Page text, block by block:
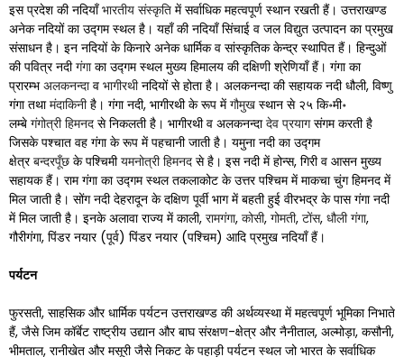
इस प्रदेश की नदियाँभारतीय संस्कृति में सर्वाधिक महत्वपूर्ण स्थान रखती हैं। उत्तराखण्ड
अनेक नदियों का उद्गम स्थल है। यहाँ की नदियाँ सिंचाई व जल विद्युत उत्पादन का प्रमुख
संसाधन है। इन नदियों के किनारे अनेक धार्मिक व सांस्कृतिक केन्द्र स्थापित हैं। हिन्दुओं
की पवित्र नदीगंगाका उद्गम स्थल मुख्य हिमालय की दक्षिणी श्रेणियाँ हैं। गंगा का
प्रारम्भअलकनन्दाव भागीरथीनदियों से होता है। अलकनन्दा की सहायक नदी धौली, विष्णु
गंगा तथामंदाकिनीहै। गंगा नदी, भागीरथी के रूप मेंगौमुख स्थान से २५ कि॰मी॰
लम्बे गंगोत्री हिमनद से निकलती है। भागीरथी व अलकनन्दादेव प्रयागसंगम करती है
जिसके पश्चात वह गंगा के रूप में पहचानी जाती है। यमुना नदी का उद्गम
क्षेत्रबन्दरपूँछ के पश्चिमीयमनोत्री हिमनद से है। इस नदी में होन्स, गिरी व आसन मुख्य
सहायक हैं। राम गंगा का उद्गम स्थल तकलाकोट के उत्तर पश्चिम में माकचा चुंग हिमनद में
मिल जाती है। सोंग नदी देहरादून के दक्षिण पूर्वी भाग में बहती हुई वीरभद्र के पास गंगा नदी
में मिल जाती है। इनके अलावा राज्य में काली, रामगंगा, कोसी, गोमती, टोंस, धौली गंगा,
गौरीगंगा, पिंडर नयार (पूर्व) पिंडर नयार (पश्चिम) आदि प्रमुख नदियाँ हैं।
पर्यटन
फुरसती, साहसिक और धार्मिक पर्यटन उत्तराखण्ड की अर्थव्यस्था में महत्वपूर्ण भूमिका निभाते
हैं, जैसे जिम कॉर्बेट राष्ट्रीय उद्यान और बाघ संरक्षण-क्षेत्र और नैनीताल, अल्मोड़ा, कसौनी,
भीमताल, रानीखेत और मसूरी जैसे निकट के पहाड़ी पर्यटन स्थल जो भारत के सर्वाधिक